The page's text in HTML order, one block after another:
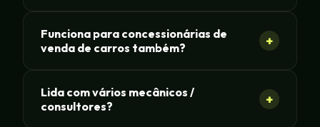
Funciona para concessionárias de
venda de carros também?
+
Lida com vários mecânicos /
consultores?
+